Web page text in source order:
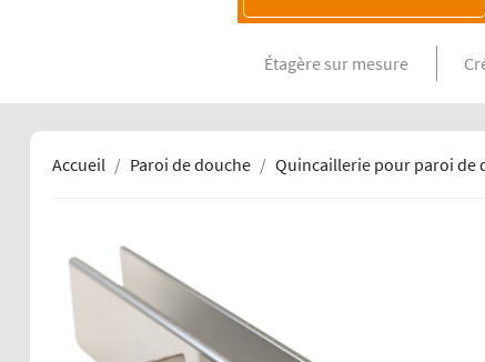
Étagère sur mesure
Accueil Paroi de douche Quincaillerie pour paroi de